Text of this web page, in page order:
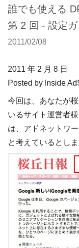
誰でも使える
第 2 回 - 設定ガ
2011/02/08
2011 年 2 月 8 日
Posted by Inside
今回は、あなたが
いるサイト運営者
は、アドネットワ
と考えているとしま